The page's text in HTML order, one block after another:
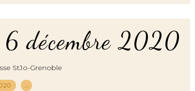
6 décembre 2020
StJo-Grenoble
…